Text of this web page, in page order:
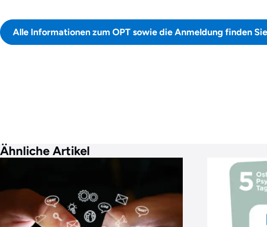
Alle Informationen zum OPT sowie die Anmeldung finden
Ähnliche Artikel